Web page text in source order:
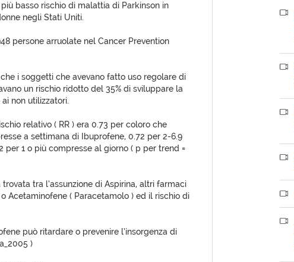
basso rischio di malattia di Parkinson in
negli Stati Uniti.
persone arruolate nel Cancer Prevention
che i soggetti che avevano fatto uso regolare di
un rischio ridotto del 35% di sviluppare la
non utilizzatori.
relativo ( RR ) era 0.73 per coloro che
a settimana di Ibuprofene, 0.72 per 2-6.9
per 1 o più compresse al giorno ( p per trend =
tra l’assunzione di Aspirina, altri farmaci
Acetaminofene ( Paracetamolo ) ed il rischio di
può ritardare o prevenire l’insorgenza di
)